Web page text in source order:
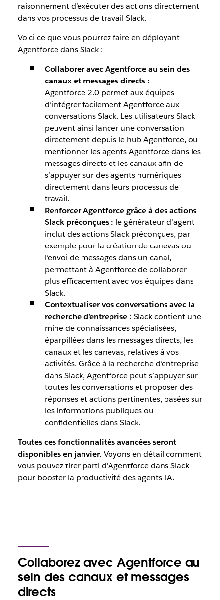
raisonnement d’exécuter des actions directement
dans vos processus de travail Slack.
Voici ce que vous pourrez faire en déployant
Agentforce dans Slack :
Collaborer avec Agentforce au sein des
canaux et messages directs :
Agentforce 2.0 permet aux équipes
d’intégrer facilement Agentforce aux
conversations Slack. Les utilisateurs Slack
peuvent ainsi lancer une conversation
directement depuis le hub Agentforce, ou
mentionner les agents Agentforce dans les
messages directs et les canaux afin de
s’appuyer sur des agents numériques
directement dans leurs processus de
travail.
Renforcer Agentforce grâce à des actions
Slack préconçues : le générateur d’agent
inclut des actions Slack préconçues, par
exemple pour la création de canevas ou
l’envoi de messages dans un canal,
permettant à Agentforce de collaborer
plus efficacement avec vos équipes dans
Slack.
Contextualiser vos conversations avec la
recherche d’entreprise : Slack contient une
mine de connaissances spécialisées,
éparpillées dans les messages directs, les
canaux et les canevas, relatives à vos
activités. Grâce à la recherche d’entreprise
dans Slack, Agentforce peut s’appuyer sur
toutes les conversations et proposer des
réponses et actions pertinentes, basées sur
les informations publiques ou
confidentielles dans Slack.
Toutes ces fonctionnalités avancées seront
disponibles en janvier. Voyons en détail comment
vous pouvez tirer parti d’Agentforce dans Slack
pour booster la productivité des agents IA.
Collaborez avec Agentforce au
sein des canaux et messages
directs